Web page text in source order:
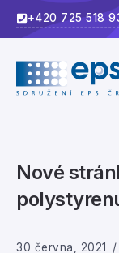
+420 725 518
Nové
30 června, 2021